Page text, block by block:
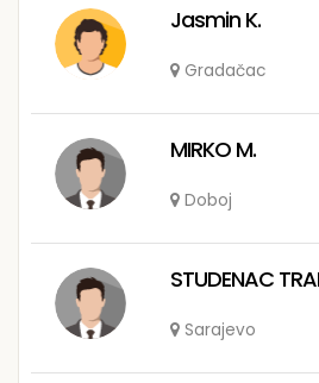
Jasmin K.
Gradačac
MIRKO M.
Doboj
STUDENAC
Sarajevo